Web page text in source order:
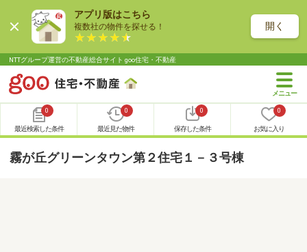
アプリ版はこちら
複数社の物件を探せる！ 開く
NTTグループ運営の不動産総合サイト goo住宅・不動産
0
最近検索した条件
0
最近見た物件
0
保存した条件
0
お気に入り
霧が丘グリーンタウン第２住宅１－３号棟